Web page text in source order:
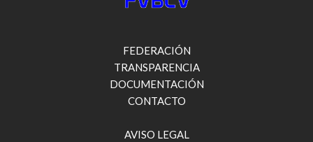
FEDERACIÓN
TRANSPARENCIA
DOCUMENTACIÓN
CONTACTO
AVISO LEGAL